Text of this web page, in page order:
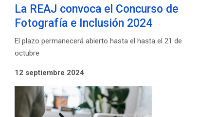
La REAJ convoca el Concurso de
Fotografía e Inclusión 2024
El plazo permanecerá abierto hasta el hasta el 21 de
octubre
12 septiembre 2024